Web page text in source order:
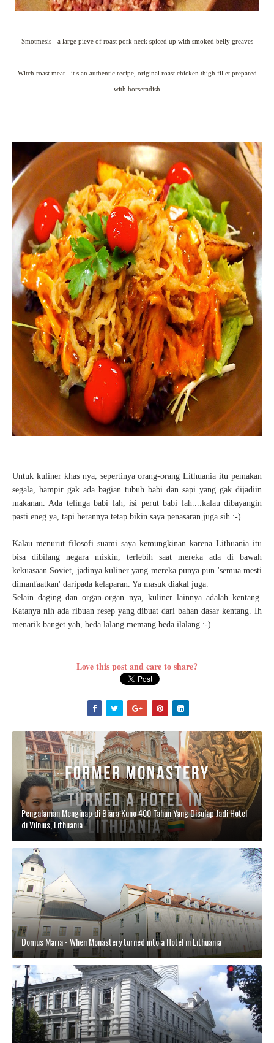
Smotmesis - a large pieve of roast pork neck spiced up with smoked belly greaves
Witch roast meat - it s an authentic recipe, original roast chicken thigh fillet prepared
with horseradish
Untuk kuliner khas nya, sepertinya orang-orang Lithuania itu pemakan
segala, hampir gak ada bagian tubuh babi dan sapi yang gak dijadiin
makanan. Ada telinga babi lah, isi perut babi lah....kalau dibayangin
pasti eneg ya, tapi herannya tetap bikin saya penasaran juga sih :-)
Kalau menurut filosofi suami saya kemungkinan karena Lithuania itu
bisa dibilang negara miskin, terlebih saat mereka ada di bawah
kekuasaan Soviet, jadinya kuliner yang mereka punya pun 'semua mesti
dimanfaatkan' daripada kelaparan. Ya masuk diakal juga.
Selain daging dan organ-organ nya, kuliner lainnya adalah kentang.
Katanya nih ada ribuan resep yang dibuat dari bahan dasar kentang. Ih
menarik banget yah, beda lalang memang beda ilalang :-)
Love this post and care to share?
Pengalaman Menginap di Biara Kuno 400 Tahun Yang Disulap Jadi Hotel
di Vilnius, Lithuania
Domus Maria - When Monastery turned into a Hotel in Lithuania